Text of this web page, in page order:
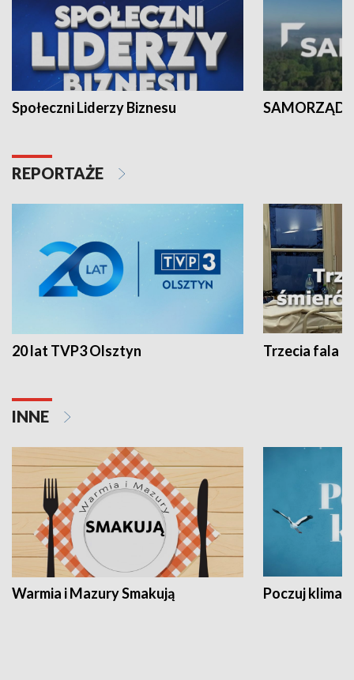
Społeczni Liderzy Biznesu SAMORZĄD
REPORTAŻE
20 lat TVP3 Olsztyn Trzecia fala -
INNE
Warmia i Mazury Smakują Poczuj klimat